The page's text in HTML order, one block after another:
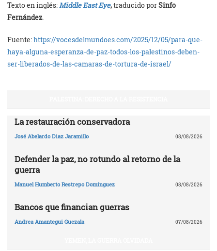
Texto en inglés:Middle East Eye,traducido porSinfo
Fernández.
Fuente:https://vocesdelmundoes.com/2025/12/05/para-que-
haya-alguna-esperanza-de-paz-todos-los-palestinos-deben-
ser-liberados-de-las-camaras-de-tortura-de-israel/
La restauración conservadora
José Abelardo Diaz Jaramillo 08/08/2026
Defender la paz, no rotundo al retorno de la
guerra
Manuel Humberto Restrepo Domínguez 08/08/2026
Bancos que financian guerras
Andrea Amantegui Guezala 07/08/2026